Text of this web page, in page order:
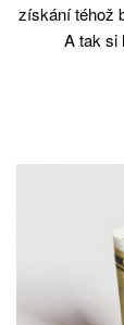
získání téhož
A tak si